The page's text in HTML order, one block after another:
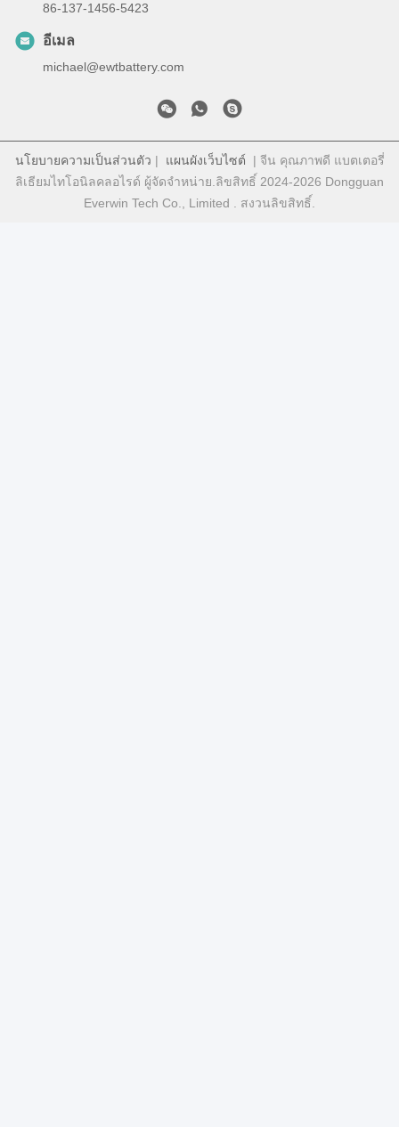
86-137-1456-5423
อีเมล
michael@ewtbattery.com
นโยบายความเป็นส่วนตัว | แผนผังเว็บไซต์ | จีน คุณภาพดี แบตเตอรี่
ลิเธียมไทโอนิลคลอไรด์ ผู้จัดจําหน่าย.ลิขสิทธิ์ 2024-2026 Dongguan
Everwin Tech Co., Limited . สงวนลิขสิทธิ์.